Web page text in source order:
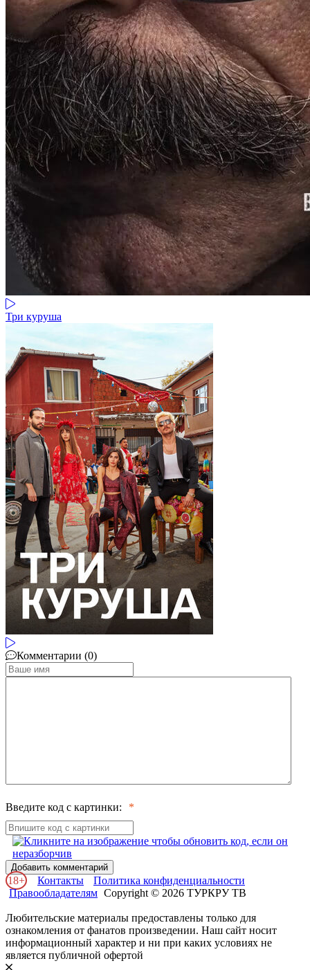
Три куруша
Комментарии (0)
Введите код с картинки:
Добавить комментарий
18+ Контакты
Политика конфиденциальности
Правообладателям Copyright © 2026 ТУРКРУ ТВ
Любительские материалы предоставлены только для
ознакомления от фанатов произведении. Наш сайт носит
информационный характер и ни при каких условиях не
является публичной офертой